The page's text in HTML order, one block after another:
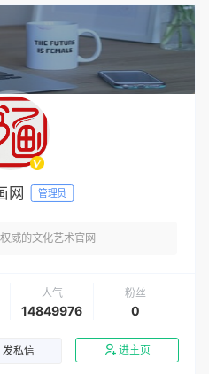
网 管理员
威的文化艺术官网
人气
14849976
粉丝
0
发私信 进主页